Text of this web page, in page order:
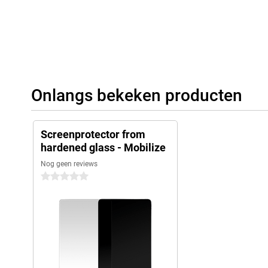
Onlangs bekeken producten
Screenprotector from
hardened glass - Mobilize
Nog geen reviews
0 sterren